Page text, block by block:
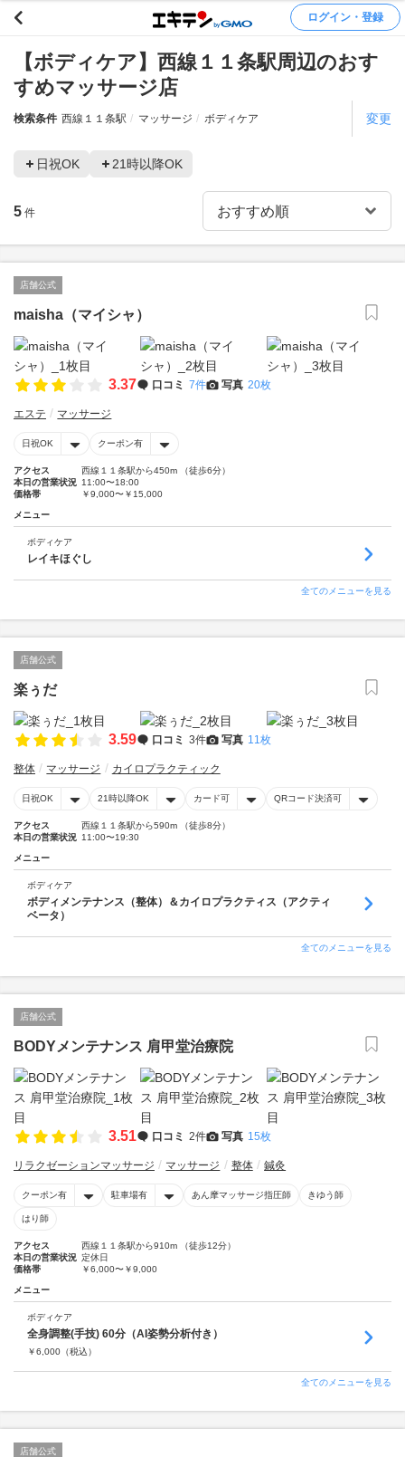
ログイン・登録
【ボディケア】西線１１条駅周辺のおす
すめマッサージ店
検索条件 西線１１条駅 マッサージ ボディケア 変更
日祝OK 21時以降OK
5 件
店舗公式
maisha（マイシャ）
3.37 口コミ 7件 写真 20枚
エステ マッサージ
日祝OK クーポン有
アクセス
西線１１条駅から450m （徒歩6分）
本日の営業状況 11:00〜18:00
価格帯
￥9,000〜￥15,000
メニュー
ボディケア
レイキほぐし
全てのメニューを見る
店舗公式
楽ぅだ
3.59 口コミ 3件 写真 11枚
整体 マッサージ カイロプラクティック
日祝OK 21時以降OK カード可 QRコード決済可
アクセス
西線１１条駅から590m （徒歩8分）
本日の営業状況 11:00〜19:30
メニュー
ボディケア
ボディメンテナンス（整体）＆カイロプラクティス（アクティ
ベータ）
全てのメニューを見る
店舗公式
BODYメンテナンス 肩甲堂治療院
3.51 口コミ 2件 写真 15枚
リラクゼーションマッサージ マッサージ 整体 鍼灸
クーポン有 駐車場有 あん摩マッサージ指圧師 きゆう師
はり師
アクセス
西線１１条駅から910m （徒歩12分）
本日の営業状況 定休日
価格帯
￥6,000〜￥9,000
メニュー
ボディケア
全身調整(手技) 60分（AI姿勢分析付き）
￥6,000 （税込）
全てのメニューを見る
店舗公式